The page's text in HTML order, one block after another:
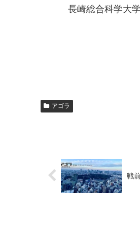
長崎総合科学大
アゴラ
戦